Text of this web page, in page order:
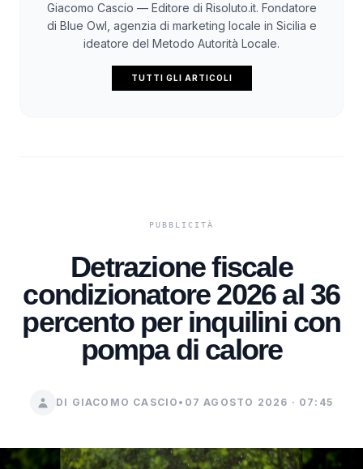
Giacomo Cascio — Editore di Risoluto.it. Fondatore
di Blue Owl, agenzia di marketing locale in Sicilia e
ideatore del Metodo Autorità Locale.
TUTTI GLI ARTICOLI
Detrazione fiscale
condizionatore 2026 al 36
percento per inquilini con
pompa di calore
DI GIACOMO CASCIO • 07 AGOSTO 2026 · 07:45